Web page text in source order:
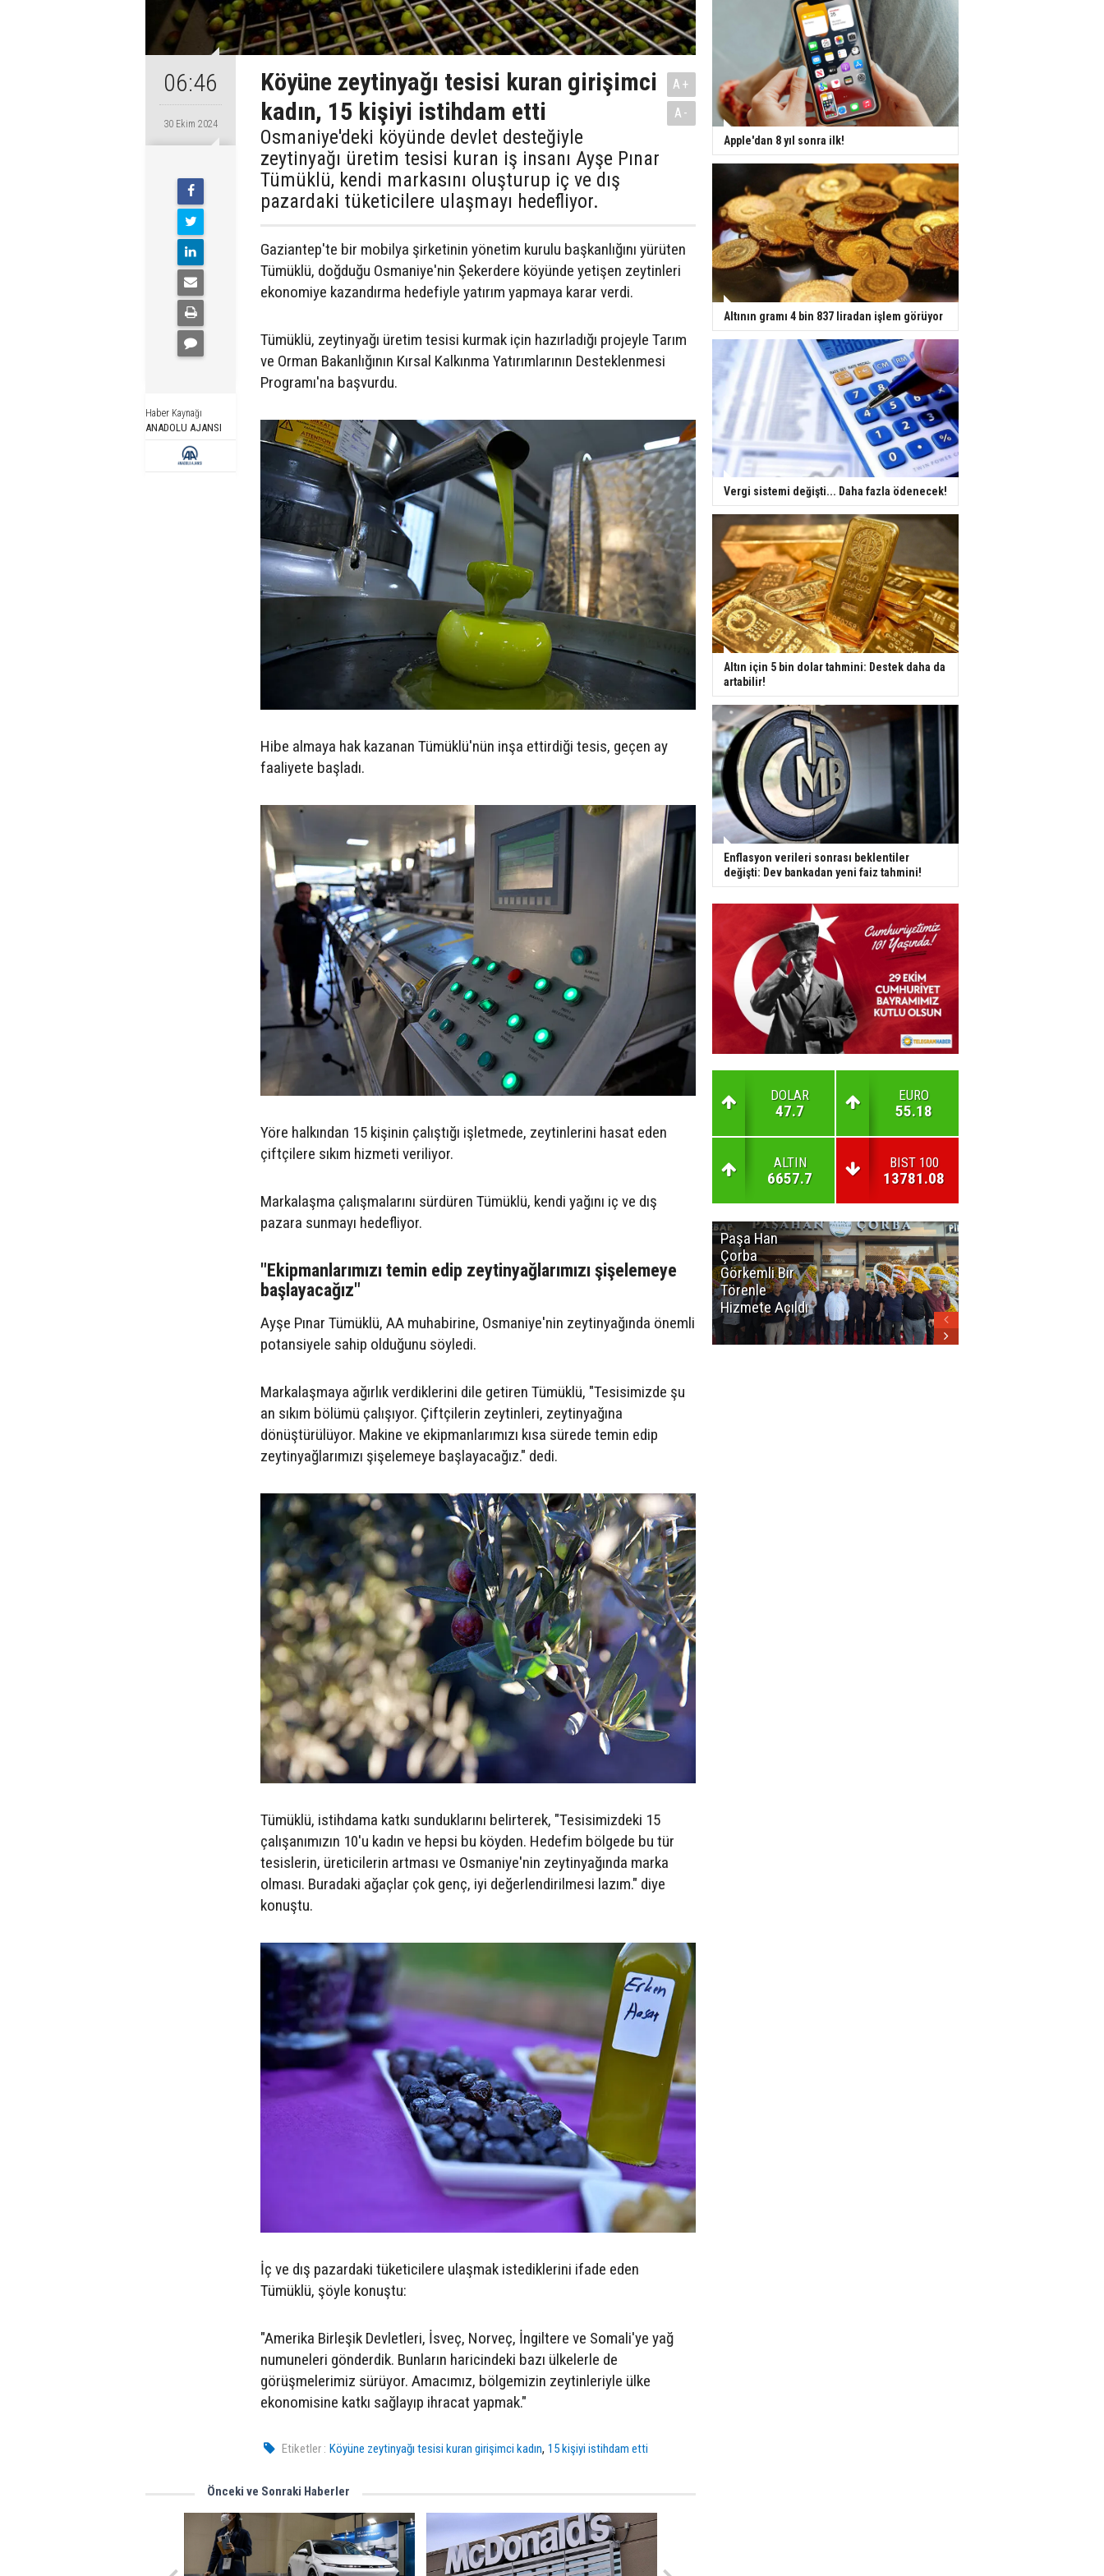
06:46
30 Ekim 2024
Haber Kaynağı
ANADOLU AJANSI
Köyüne zeytinyağı tesisi kuran girişimci
kadın, 15 kişiyi istihdam etti
Osmaniye'deki köyünde devlet desteğiyle
zeytinyağı üretim tesisi kuran iş insanı Ayşe Pınar
Tümüklü, kendi markasını oluşturup iç ve dış
pazardaki tüketicilere ulaşmayı hedefliyor.
A+
A-
Gaziantep'te bir mobilya şirketinin yönetim kurulu başkanlığını yürüten
Tümüklü, doğduğu Osmaniye'nin Şekerdere köyünde yetişen zeytinleri
ekonomiye kazandırma hedefiyle yatırım yapmaya karar verdi.
Tümüklü, zeytinyağı üretim tesisi kurmak için hazırladığı projeyle Tarım
ve Orman Bakanlığının Kırsal Kalkınma Yatırımlarının Desteklenmesi
Programı'na başvurdu.
Hibe almaya hak kazanan Tümüklü'nün inşa ettirdiği tesis, geçen ay
faaliyete başladı.
Yöre halkından 15 kişinin çalıştığı işletmede, zeytinlerini hasat eden
çiftçilere sıkım hizmeti veriliyor.
Markalaşma çalışmalarını sürdüren Tümüklü, kendi yağını iç ve dış
pazara sunmayı hedefliyor.
"Ekipmanlarımızı temin edip zeytinyağlarımızı şişelemeye
başlayacağız"
Ayşe Pınar Tümüklü, AA muhabirine, Osmaniye'nin zeytinyağında önemli
potansiyele sahip olduğunu söyledi.
Markalaşmaya ağırlık verdiklerini dile getiren Tümüklü, "Tesisimizde şu
an sıkım bölümü çalışıyor. Çiftçilerin zeytinleri, zeytinyağına
dönüştürülüyor. Makine ve ekipmanlarımızı kısa sürede temin edip
zeytinyağlarımızı şişelemeye başlayacağız." dedi.
Tümüklü, istihdama katkı sunduklarını belirterek, "Tesisimizdeki 15
çalışanımızın 10'u kadın ve hepsi bu köyden. Hedefim bölgede bu tür
tesislerin, üreticilerin artması ve Osmaniye'nin zeytinyağında marka
olması. Buradaki ağaçlar çok genç, iyi değerlendirilmesi lazım." diye
konuştu.
İç ve dış pazardaki tüketicilere ulaşmak istediklerini ifade eden
Tümüklü, şöyle konuştu:
"Amerika Birleşik Devletleri, İsveç, Norveç, İngiltere ve Somali'ye yağ
numuneleri gönderdik. Bunların haricindeki bazı ülkelerle de
görüşmelerimiz sürüyor. Amacımız, bölgemizin zeytinleriyle ülke
ekonomisine katkı sağlayıp ihracat yapmak."
Etiketler : Köyüne zeytinyağı tesisi kuran girişimci kadın,15 kişiyi istihdam etti
Önceki ve Sonraki Haberler
Apple'dan 8 yıl sonra ilk!
Altının gramı 4 bin 837 liradan işlem görüyor
Vergi sistemi değişti... Daha fazla ödenecek!
Altın için 5 bin dolar tahmini: Destek daha da
artabilir!
Enflasyon verileri sonrası beklentiler
değişti: Dev bankadan yeni faiz tahmini!
DOLAR
47.7
EURO
55.18
ALTIN
6657.7
BIST 100
13781.08
Paşa Han
Çorba
Görkemli Bir
Törenle
Hizmete Açıldı